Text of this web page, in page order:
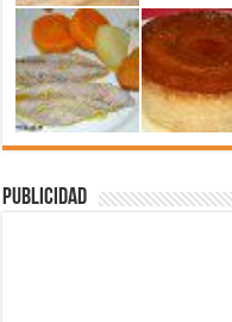
Publicidad